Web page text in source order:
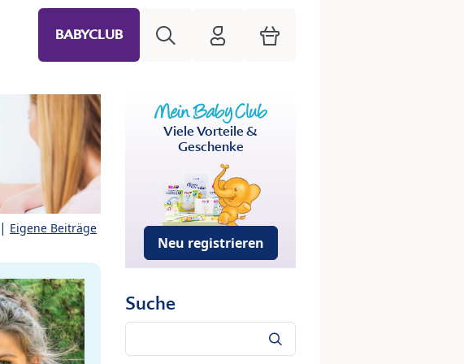
BABYCLUB HiPP Mein Babyclub
Warenkorb
| Eigene Beiträge
Viele Vorteile &
Geschenke
Neu registrieren
Suche